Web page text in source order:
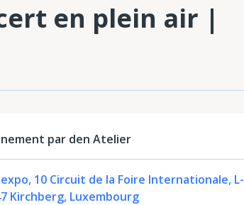
en plein air |
par den Atelier
10 Circuit de la Foire Internationale, L-
Kirchberg, Luxembourg